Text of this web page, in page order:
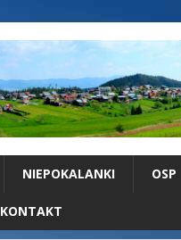
NIEPOKALANKI OSP
KONTAKT